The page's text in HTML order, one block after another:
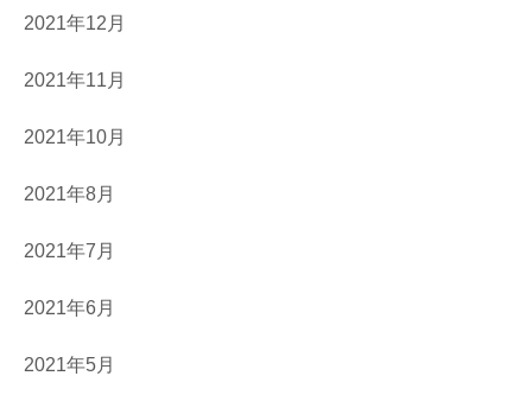
2021年12月
2021年11月
2021年10月
2021年8月
2021年7月
2021年6月
2021年5月